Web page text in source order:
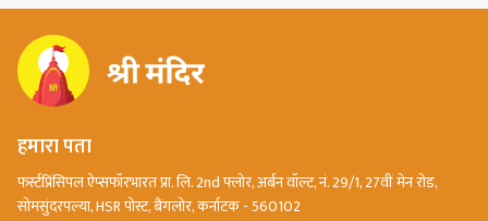
हमारा पता
फर्स्टप्रिंसिपल ऐप्सफॉरभारत प्रा. लि. 2nd फ्लोर, अर्बन वॉल्ट, नं. 29/1, 27वीं मेन रोड,
सोमसुंदरपल्या, HSR पोस्ट, बैंगलोर, कर्नाटक - 560102